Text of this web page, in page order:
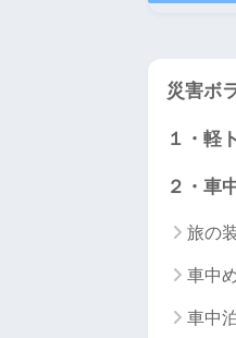
災害ボ
１・軽
２・車
旅の
車中
車中